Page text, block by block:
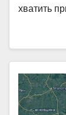
хватить